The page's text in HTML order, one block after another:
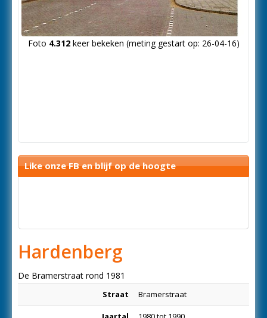
Foto 4.312keer bekeken (meting gestart op: 26-04-16)
Like onze FB en blijf op de hoogte
Hardenberg
De Bramerstraat rond 1981
Straat Bramerstraat